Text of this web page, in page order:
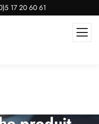
17 20 60 61